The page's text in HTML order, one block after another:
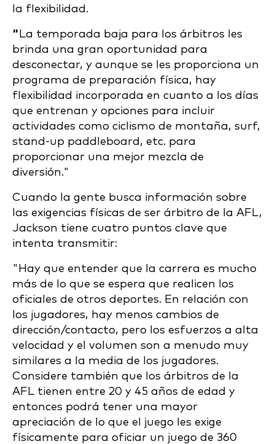
la flexibilidad.
" La temporada baja para los árbitros les
brinda una gran oportunidad para
desconectar, y aunque se les proporciona un
programa de preparación física, hay
flexibilidad incorporada en cuanto a los días
que entrenan y opciones para incluir
actividades como ciclismo de montaña, surf,
stand-up paddleboard, etc. para
proporcionar una mejor mezcla de
diversión."
Cuando la gente busca información sobre
las exigencias físicas de ser árbitro de la AFL,
Jackson tiene cuatro puntos clave que
intenta transmitir:
"Hay que entender que la carrera es mucho
más de lo que se espera que realicen los
oficiales de otros deportes. En relación con
los jugadores, hay menos cambios de
dirección/contacto, pero los esfuerzos a alta
velocidad y el volumen son a menudo muy
similares a la media de los jugadores.
Considere también que los árbitros de la
AFL tienen entre 20 y 45 años de edad y
entonces podrá tener una mayor
apreciación de lo que el juego les exige
físicamente para oficiar un juego de 360